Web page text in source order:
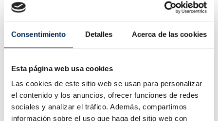
Consentimiento Detalles Acerca de las cookies
Esta página web usa cookies
Las cookies de este sitio web se usan para personalizar
el contenido y los anuncios, ofrecer funciones de redes
sociales y analizar el tráfico. Además, compartimos
información sobre el uso que haga del sitio web con
Hauteur
maximale de
levage
1 945 mm
Hauteur totale
2 850 mm
les colonnes
3 000 mm
Largeur totale
3 620 mm
Temps de
montée
<45 s